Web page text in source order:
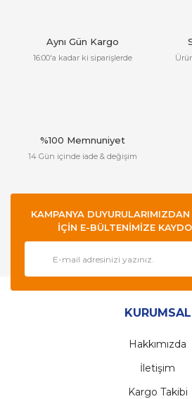
Aynı Gün Kargo
16:00'a kadar ki siparişlerde
%100 Memnuniyet
14 Gün içinde iade & değişim
KAMPANYA
İÇİN E-BÜLTENİMİZE
KURUMSAL
Hakkımızda
İletişim
Kargo Takibi